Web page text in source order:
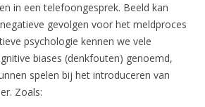
in een telefoongesprek. Beeld kan
gevolgen voor het meldproces
psychologie kennen we vele
biases (denkfouten) genoemd,
spelen bij het introduceren van
Zoals: